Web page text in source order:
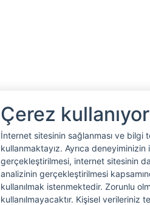
Çerez
İnternet sitesinin sağlanması ve bilgi
kullanmaktayız. Ayrıca
gerçekleştirilmesi, internet sitesinin
analizinin gerçekleştirilmesi
kullanılmak istenmektedir. Zorunlu
kullanılmayacaktır. Kişisel verileriniz